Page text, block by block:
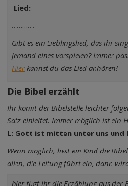
Lied:
………….
Gibt es ein Lieblingslied, das ihr
jemand eines vorspielen? Immer
Hierkannst du das Lied anhören!
Die Bibel erzählt
Ihr könnt der Bibelstelle leichter
Satz einleitet. Immer möglich ist ein
L: Gott ist mitten unter uns und
Wenn möglich, liest ein Kind die
allen, die Leitung führt ein, dann
hier fügt ihr die Erzählung aus der